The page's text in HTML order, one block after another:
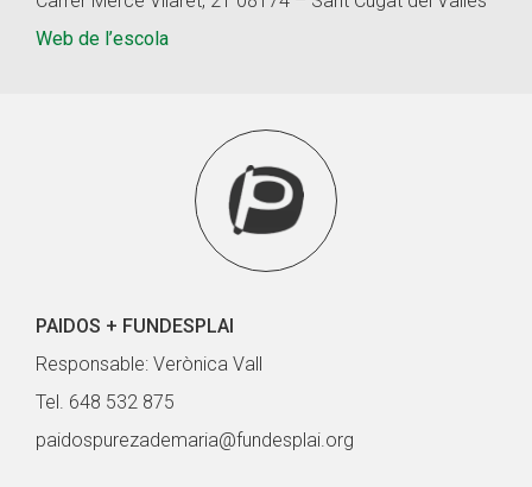
Web de l’escola
PAIDOS + FUNDESPLAI
Responsable: Verònica Vall
Tel. 648 532 875
paidospurezademaria@fundesplai.org